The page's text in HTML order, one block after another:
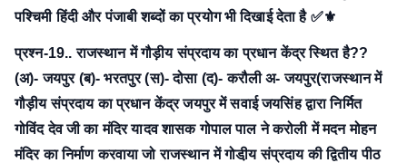
पश्चिमी हिंदी और पंजाबी शब्दों का प्रयोग भी दिखाई देता है ✅⚜
प्रश्न-19.. राजस्थान में गौड़ीय संप्रदाय का प्रधान केंद्र स्थित है??
(अ)- जयपुर (ब)- भरतपुर (स)- दोसा (द)- करौली अ- जयपुर(राजस्थान में
गौड़ीय संप्रदाय का प्रधान केंद्र जयपुर में सवाई जयसिंह द्वारा निर्मित
गोविंद देव जी का मंदिर यादव शासक गोपाल पाल ने करोली में मदन मोहन
मंदिर का निर्माण करवाया जो राजस्थान में गोडी़य संप्रदाय की द्वितीय पीठ